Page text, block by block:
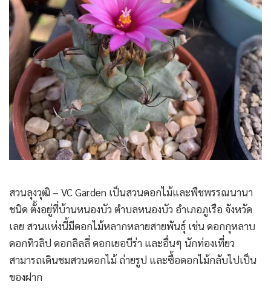
สวนลุงวุฒิ – VC Garden เป็นสวนดอกไม้และพืชพรรณนานา
ชนิด ตั้งอยู่ที่บ้านหนองบัว ตำบลหนองบัว อำเภอภูเรือ จังหวัด
เลย สวนแห่งนี้มีดอกไม้หลากหลายสายพันธุ์ เช่น ดอกกุหลาบ
ดอกทิวลิป ดอกลิลลี่ ดอกเยอบีร่า และอื่นๆ นักท่องเที่ยว
สามารถเดินชมสวนดอกไม้ ถ่ายรูป และซื้อดอกไม้กลับไปเป็น
ของฝาก